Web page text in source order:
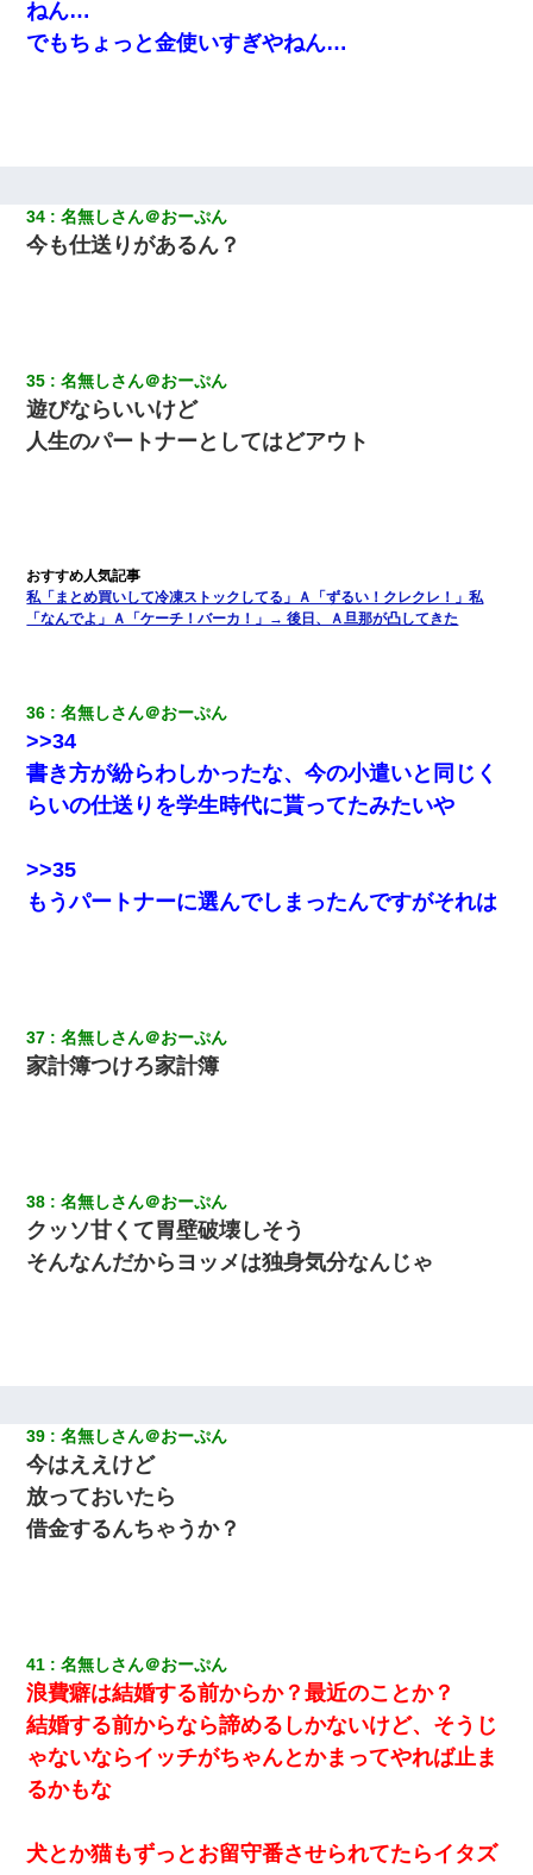
ねん…
でもちょっと金使いすぎやねん…
34 名無しさん＠おーぷん
今も仕送りがあるん？
35 名無しさん＠おーぷん
遊びならいいけど
人生のパートナーとしてはどアウト
私「まとめ買いして冷凍ストックしてる」Ａ「ずるい！クレクレ！」私
「なんでよ」Ａ「ケーチ！バーカ！」→ 後日、Ａ旦那が凸してきた
36 名無しさん＠おーぷん
>>34
書き方が紛らわしかったな、今の小遣いと同じく
らいの仕送りを学生時代に貰ってたみたいや
>>35
もうパートナーに選んでしまったんですがそれは
37 名無しさん＠おーぷん
家計簿つけろ家計簿
38 名無しさん＠おーぷん
クッソ甘くて胃壁破壊しそう
そんなんだからヨッメは独身気分なんじゃ
39 名無しさん＠おーぷん
今はええけど
放っておいたら
借金するんちゃうか？
41 名無しさん＠おーぷん
浪費癖は結婚する前からか？最近のことか？
結婚する前からなら諦めるしかないけど、そうじ
ゃないならイッチがちゃんとかまってやれば止ま
るかもな
犬とか猫もずっとお留守番させられてたらイタズ